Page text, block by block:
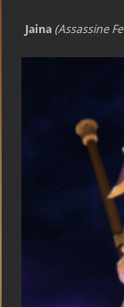
Jaina (Assassine